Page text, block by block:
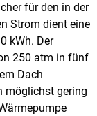
für den in der
Strom dient eine
kWh. Der
250 atm in fünf
Dach
möglichst gering